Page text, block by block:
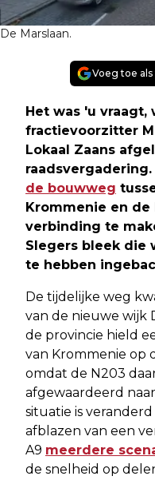
De Marslaan.
Voeg toe
Het was 'u vraagt,
fractievoorzitter
Lokaal Zaans
de bouwweg
Krommenie en de
verbinding te
Slegers bleek die
te hebben
De tijdelijke weg
van de nieuwe wijk
de provincie hield
van Krommenie op
omdat de N203
afgewaardeerd
situatie is
afblazen van een
A9 meerdere
de snelheid op